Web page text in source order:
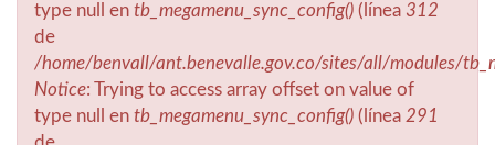
type null en tb_megamenu_sync_config() (línea 312
de
/home/benvall/ant.benevalle.gov.co/sites/all/modules/
Notice: Trying to access array offset on value of
type null en tb_megamenu_sync_config() (línea 291